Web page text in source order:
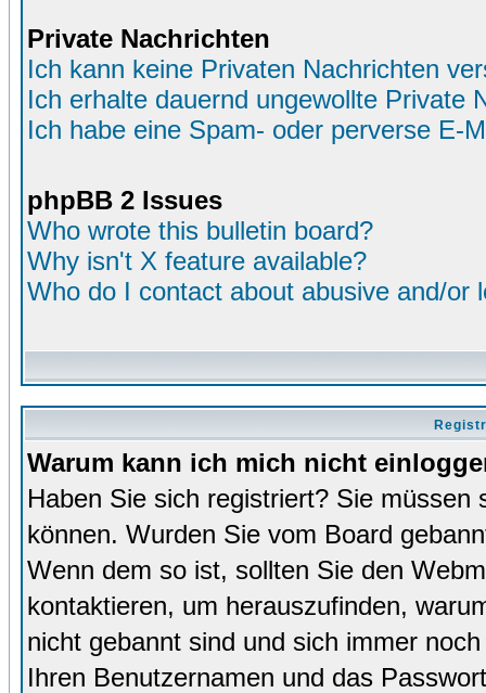
Private Nachrichten
Ich kann keine Privaten Nachrichten
Ich erhalte dauernd ungewollte Private
Ich habe eine Spam- oder perverse E-
phpBB 2 Issues
Who wrote this bulletin board?
Why isn't X feature available?
Who do I contact about abusive and/or
Warum kann ich mich nicht
Haben Sie sich registriert? Sie
können. Wurden Sie vom Board
Wenn dem so ist, sollten Sie den
kontaktieren, um herauszufinden,
nicht gebannt sind und sich immer
Ihren Benutzernamen und das